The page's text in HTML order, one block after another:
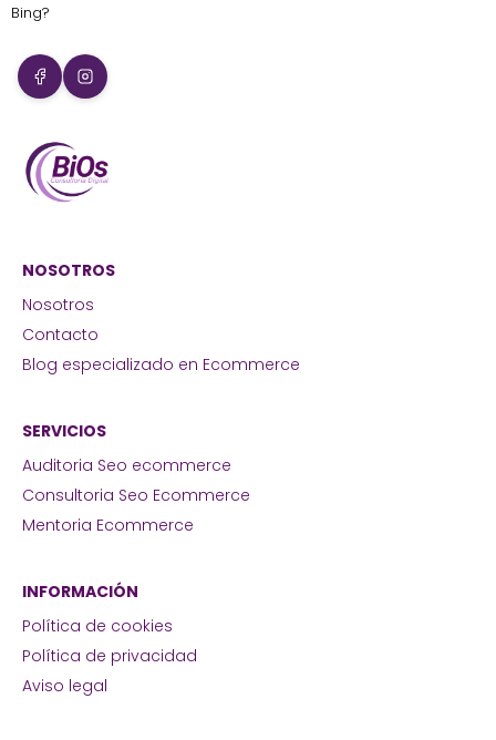
Bing?
NOSOTROS
Nosotros
Contacto
Blog especializado en Ecommerce
SERVICIOS
Auditoria Seo ecommerce
Consultoria Seo Ecommerce
Mentoria Ecommerce
INFORMACIÓN
Política de cookies
Política de privacidad
Aviso legal